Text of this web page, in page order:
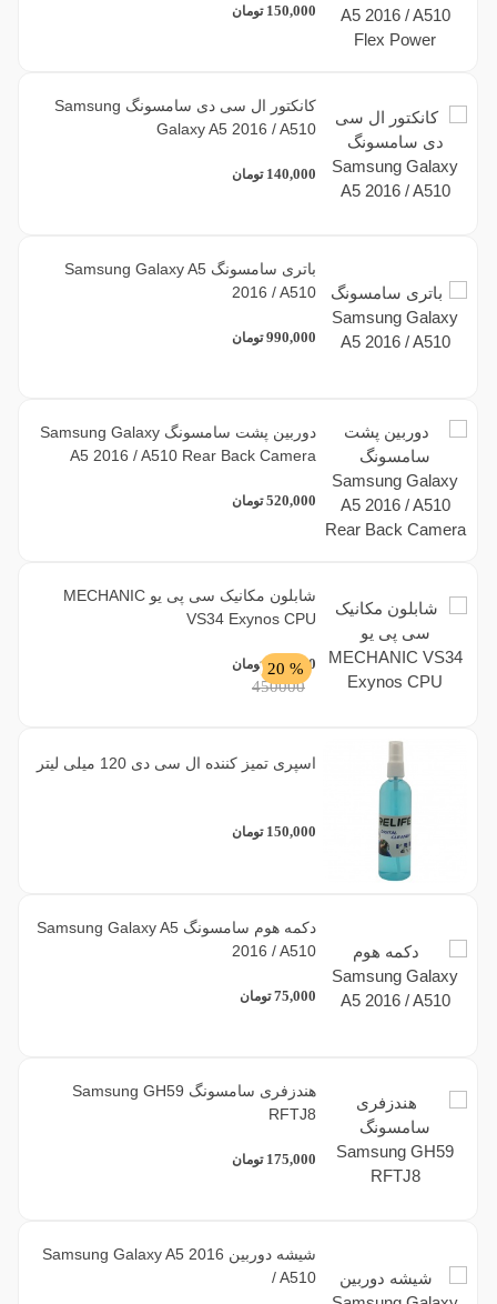
150,000 تومان
کانکتور ال سی دی سامسونگ Samsung
Galaxy A5 2016 / A510
140,000 تومان
باتری سامسونگ Samsung Galaxy A5
2016 / A510
990,000 تومان
دوربین پشت سامسونگ Samsung Galaxy
A5 2016 / A510 Rear Back Camera
520,000 تومان
شابلون مکانیک سی پی یو MECHANIC
VS34 Exynos CPU
% 20
360,000 تومان
450000
اسپری تمیز کننده ال سی دی 120 میلی لیتر
150,000 تومان
دکمه هوم سامسونگ Samsung Galaxy A5
2016 / A510
75,000 تومان
هندزفری سامسونگ Samsung GH59
RFTJ8
175,000 تومان
شیشه دوربین Samsung Galaxy A5 2016
/ A510